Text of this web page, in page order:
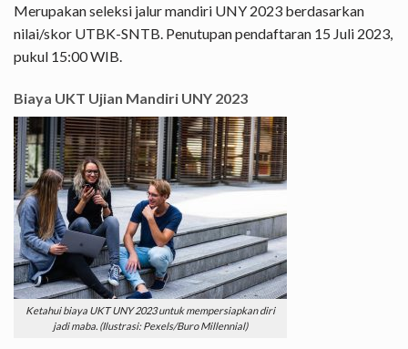
Merupakan seleksi jalur mandiri UNY 2023 berdasarkan
nilai/skor UTBK-SNTB. Penutupan pendaftaran 15 Juli 2023,
pukul 15:00 WIB.
Biaya UKT Ujian Mandiri UNY 2023
Ketahui biaya UKT UNY 2023 untuk mempersiapkan diri
jadi maba. (Ilustrasi: Pexels/Buro Millennial)